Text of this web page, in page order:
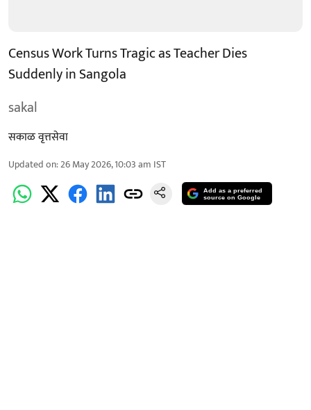
Census Work Turns Tragic as Teacher Dies
Suddenly in Sangola
sakal
सकाळ वृत्तसेवा
Updated on:26 May 2026, 10:03 am IST
Add as a preferred
source on Google